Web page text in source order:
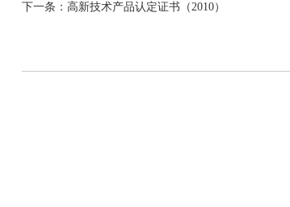
下一条：高新技术产品认定证书（2010）